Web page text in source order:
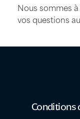
Nous sommes
vos questions
Conditions